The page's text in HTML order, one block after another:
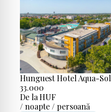
Hunguest Hotel Aqua-Sol
33.000
De la HUF
/ noapte / persoană